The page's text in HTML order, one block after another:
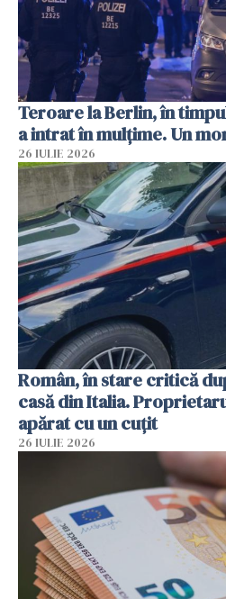
Teroare la Berlin, în
a intrat în mulțime. Un
26 IULIE 2026
Român, în stare critică
casă din Italia.
apărat cu un cuțit
26 IULIE 2026